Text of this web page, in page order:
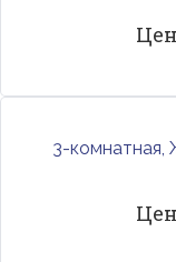
3-комнатная,